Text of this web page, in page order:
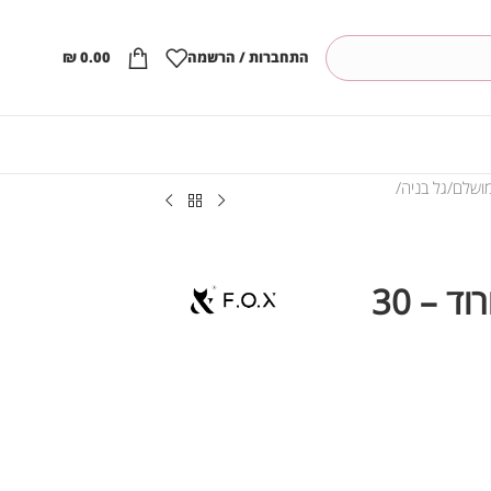
התחברות / הרשמה ₪0.00
גל בניה
F.O.X ג’ל בניה קאבר, ורוד – 30